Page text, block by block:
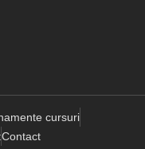
cursuri
Contact